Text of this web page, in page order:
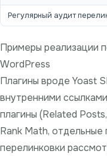
Регулярный аудит
Примеры реализации
WordPress
Плагины вроде Yoast
внутренними
плагины (Related
Rank Math,
перелинковки